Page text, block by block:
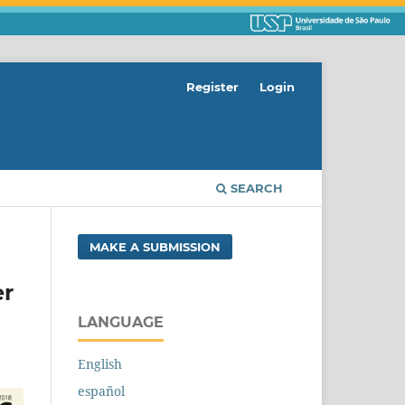
SEARCH
Register Login
MAKE A SUBMISSION
LANGUAGE
English
español